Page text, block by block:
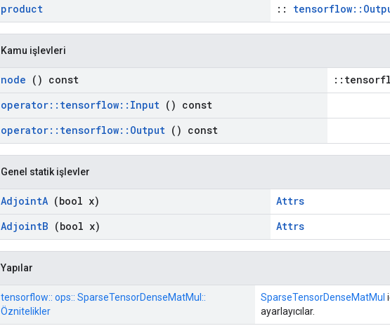
product
::
Kamu işlevleri
node () const
operator:: tensorflow:: Input () const
operator:: tensorflow:: Output () const
Genel statik işlevler
AdjointA (bool x)
Attrs
AdjointB (bool x) Attrs
Yapılar
tensorflow:: ops:: SparseTensorDenseMatMul::
Öznitelikler
SparseTensorDenseMatMul
ayarlayıcılar.